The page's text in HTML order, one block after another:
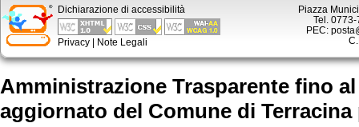
Dichiarazione di accessibilità
Privacy | Note Legali
Piazza
Tel.
PEC:
Amministrazione Trasparente fino
aggiornato del Comune di